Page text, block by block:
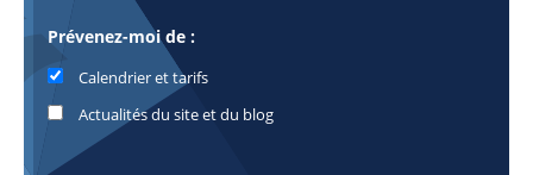
Prévenez-moi de :
Calendrier et tarifs
Actualités du site et du blog